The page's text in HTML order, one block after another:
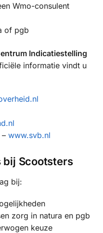
Wmo-consulent
of pgb
Indicatiestelling
informatie vindt u
– www.svb.nl
bij Scootsters
bij:
zorg in natura en pgb
keuze